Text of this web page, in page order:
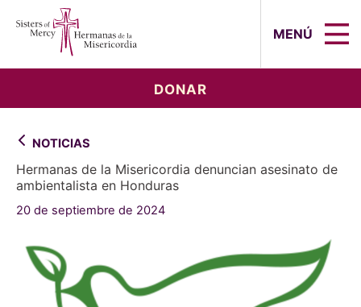
MENÚ
DONAR
NOTICIAS
Hermanas de la Misericordia denuncian asesinato de
ambientalista en Honduras
20 de septiembre de 2024